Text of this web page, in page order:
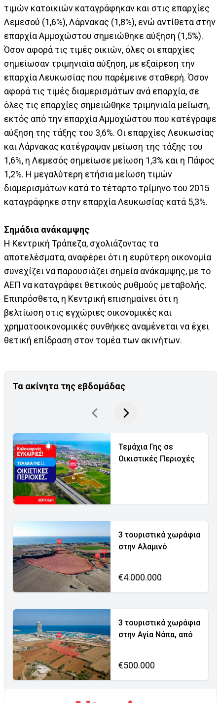
τιμών κατοικιών καταγράφηκαν και στις επαρχίες
Λεμεσού (1,6%), Λάρνακας (1,8%), ενώ αντίθετα στην
επαρχία Αμμοχώστου σημειώθηκε αύξηση (1,5%).
Όσον αφορά τις τιμές οικιών, όλες οι επαρχίες
σημείωσαν τριμηνιαία αύξηση, με εξαίρεση την
επαρχία Λευκωσίας που παρέμεινε σταθερή. Όσον
αφορά τις τιμές διαμερισμάτων ανά επαρχία, σε
όλες τις επαρχίες σημειώθηκε τριμηνιαία μείωση,
εκτός από την επαρχία Αμμοχώστου που κατέγραψε
αύξηση της τάξης του 3,6%. Οι επαρχίες Λευκωσίας
και Λάρνακας κατέγραψαν μείωση της τάξης του
1,6%, η Λεμεσός σημείωσε μείωση 1,3% και η Πάφος
1,2%. Η μεγαλύτερη ετήσια μείωση τιμών
διαμερισμάτων κατά το τέταρτο τρίμηνο του 2015
καταγράφηκε στην επαρχία Λευκωσίας κατά 5,3%.
Σημάδια ανάκαμψης
Η Κεντρική Τράπεζα, σχολιάζοντας τα
αποτελέσματα, αναφέρει ότι η ευρύτερη οικονομία
συνεχίζει να παρουσιάζει σημεία ανάκαμψης, με το
ΑΕΠ να καταγράφει θετικούς ρυθμούς μεταβολής.
Επιπρόσθετα, η Κεντρική επισημαίνει ότι η
βελτίωση στις εγχώριες οικονομικές και
χρηματοοικονομικές συνθήκες αναμένεται να έχει
θετική επίδραση στον τομέα των ακινήτων.
Τα ακίνητα της εβδομάδας
Τεμάχια Γης σε
Οικιστικές Περιοχές
3 τουριστικά χωράφια
στην Αλαμινό
€4.000.000
3 τουριστικά χωράφια
στην Αγία Νάπα, από
€500.000